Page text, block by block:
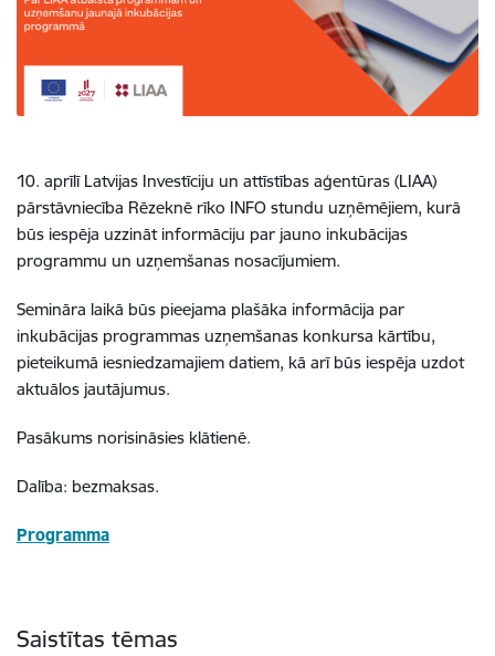
10. aprīlī Latvijas Investīciju un attīstības aģentūras (LIAA)
pārstāvniecība Rēzeknē rīko INFO stundu uzņēmējiem, kurā
būs iespēja uzzināt informāciju par jauno inkubācijas
programmu un uzņemšanas nosacījumiem.
Semināra laikā būs pieejama plašāka informācija par
inkubācijas programmas uzņemšanas konkursa kārtību,
pieteikumā iesniedzamajiem datiem, kā arī būs iespēja uzdot
aktuālos jautājumus.
Pasākums norisināsies klātienē.
Dalība: bezmaksas.
Programma
Saistītas tēmas